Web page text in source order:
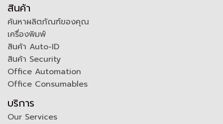
สินค้า
ค้นหาผลิตภัณฑ์ของคุณ
เครื่องพิมพ์
สินค้า Auto-ID
สินค้า Security
Office Automation
Office Consumables
บริการ
Our Services